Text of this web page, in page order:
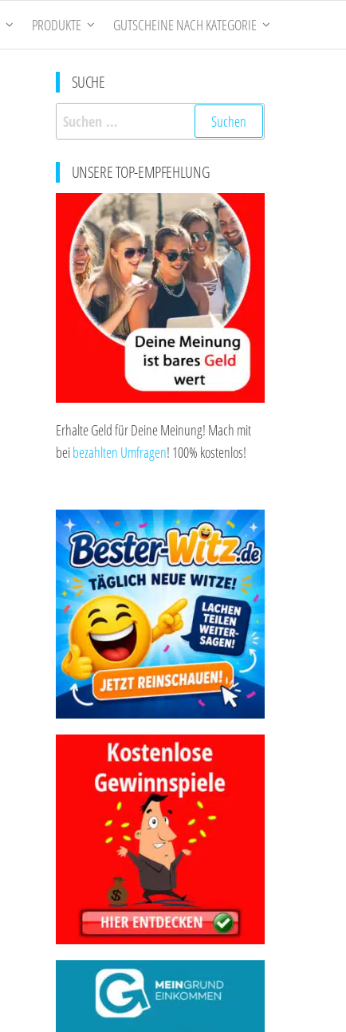
PRODUKTE GUTSCHEINE NACH KATEGORIE
SUCHE
Suchen
nach:
UNSERE TOP-EMPFEHLUNG
Erhalte Geld für Deine Meinung! Mach mit
beibezahlten Umfragen! 100% kostenlos!